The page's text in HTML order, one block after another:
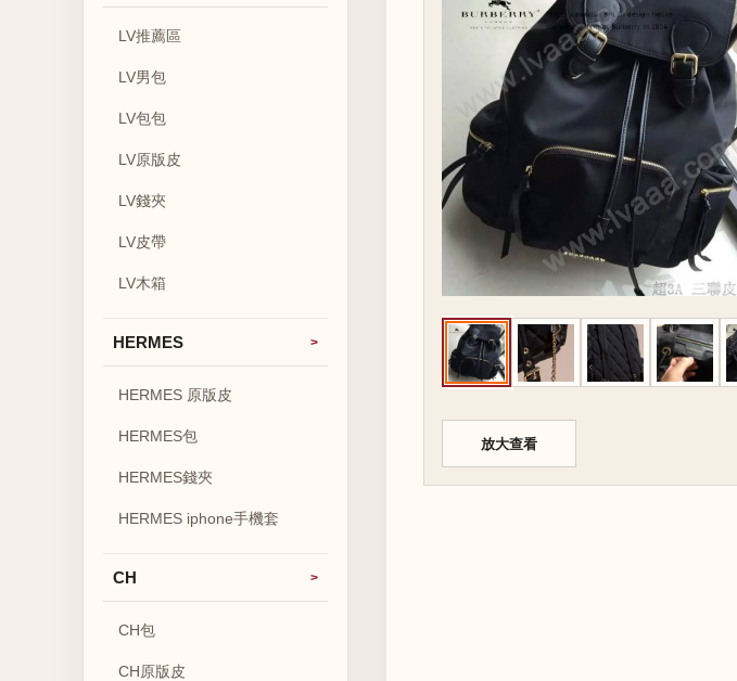
LV推薦區
LV男包
LV包包
LV原版皮
LV錢夾
LV皮帶
LV木箱
HERMES
HERMES 原版皮
HERMES包
HERMES錢夾
HERMES iphone手機套
CH
CH包
CH原版皮
放大查看